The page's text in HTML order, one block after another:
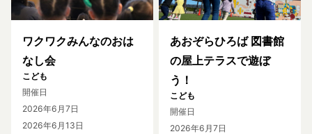
ワクワクみんなのおは
なし会
こども
開催日
2026年6月7日
2026年6月13日
あおぞらひろば 図書館
の屋上テラスで遊ぼ
う！
こども
開催日
2026年6月7日